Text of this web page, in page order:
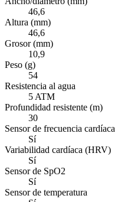
46,6
Altura (mm)
46,6
Grosor (mm)
10,9
Peso (g)
54
Resistencia al agua
5 ATM
Profundidad resistente (m)
30
Sensor de frecuencia cardíaca
Sí
Variabilidad cardíaca (HRV)
Sí
Sensor de SpO2
Sí
Sensor de temperatura